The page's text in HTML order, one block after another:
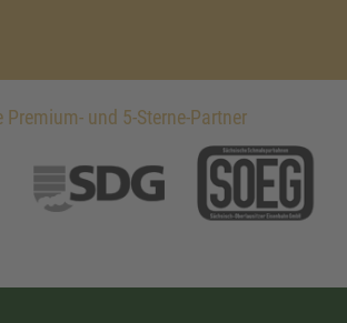
Premium- und 5-Sterne-Partner